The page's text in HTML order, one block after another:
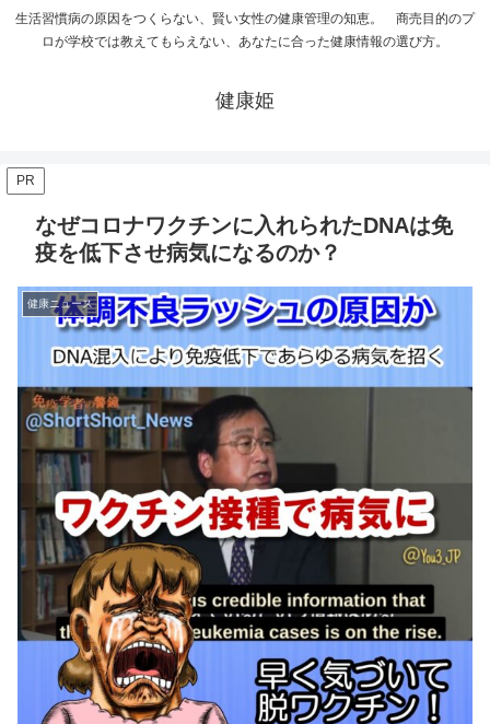
生活習慣病の原因をつくらない、賢い女性の健康管理の知恵。 商売目的のプ
ロが学校では教えてもらえない、あなたに合った健康情報の選び方。
健康姫
PR
なぜコロナワクチンに入れられたDNAは免
疫を低下させ病気になるのか？
健康ニュース